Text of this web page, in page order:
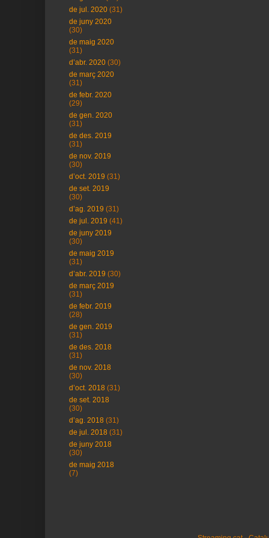
de jul. 2020 (31)
de juny 2020
(30)
de maig 2020
(31)
d’abr. 2020 (30)
de març 2020
(31)
de febr. 2020
(29)
de gen. 2020
(31)
de des. 2019
(31)
de nov. 2019
(30)
d’oct. 2019 (31)
de set. 2019
(30)
d’ag. 2019 (31)
de jul. 2019 (41)
de juny 2019
(30)
de maig 2019
(31)
d’abr. 2019 (30)
de març 2019
(31)
de febr. 2019
(28)
de gen. 2019
(31)
de des. 2018
(31)
de nov. 2018
(30)
d’oct. 2018 (31)
de set. 2018
(30)
d’ag. 2018 (31)
de jul. 2018 (31)
de juny 2018
(30)
de maig 2018
(7)